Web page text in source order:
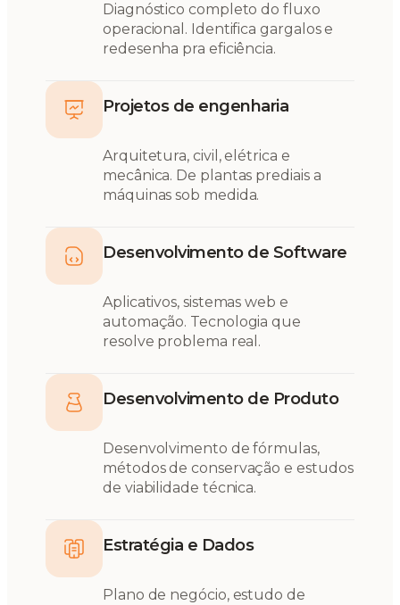
Diagnóstico completo do fluxo
operacional. Identifica gargalos e
redesenha pra eficiência.
Projetos de engenharia
Arquitetura, civil, elétrica e
mecânica. De plantas prediais a
máquinas sob medida.
Desenvolvimento de Software
Aplicativos, sistemas web e
automação. Tecnologia que
resolve problema real.
Desenvolvimento de Produto
Desenvolvimento de fórmulas,
métodos de conservação e estudos
de viabilidade técnica.
Estratégia e Dados
Plano de negócio, estudo de